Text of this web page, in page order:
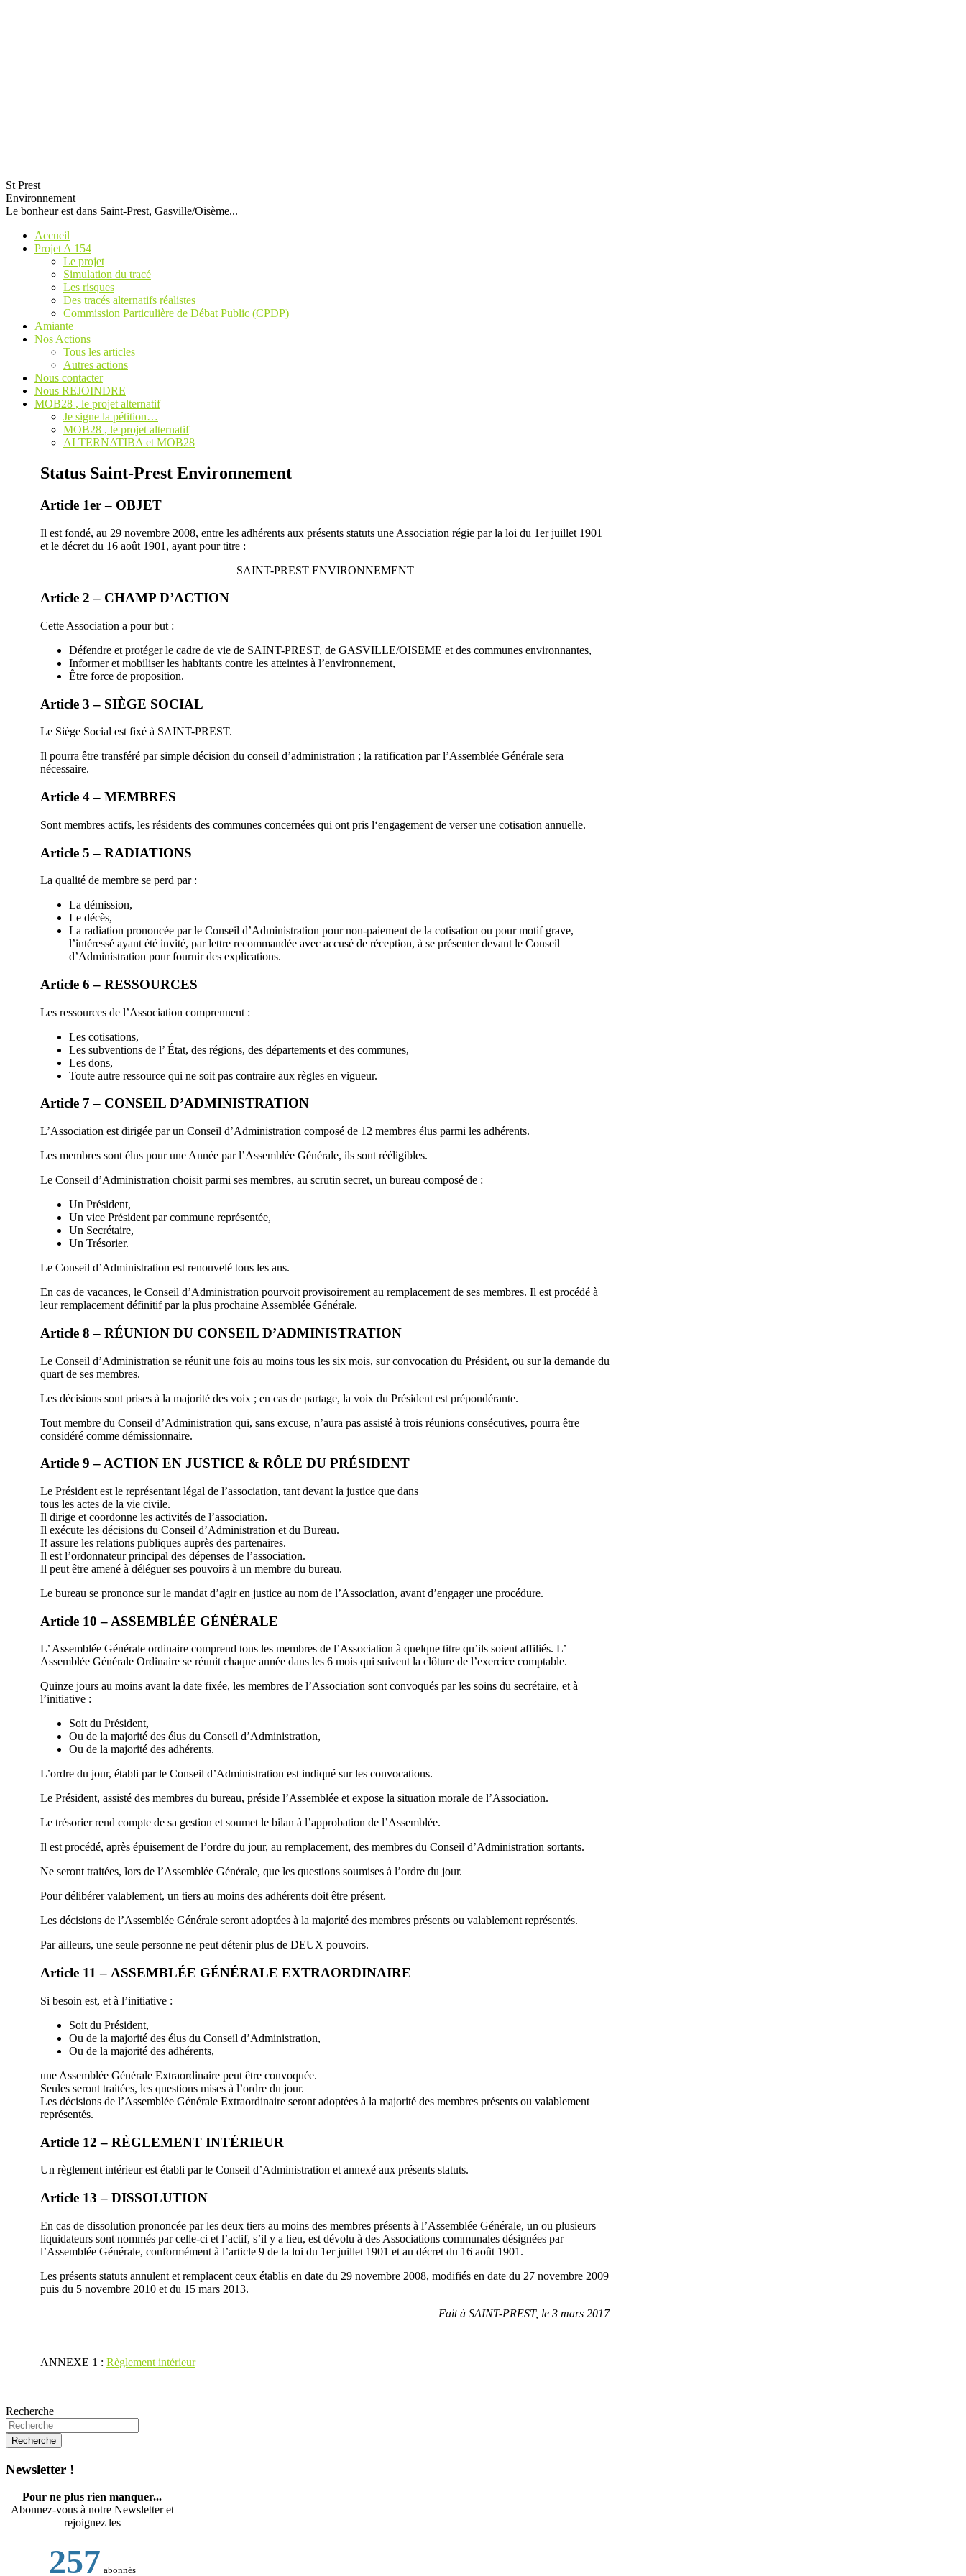
St Prest
Environnement
Le bonheur est dans Saint-Prest, Gasville/Oisème...
Accueil
Projet A 154
Le projet
Simulation du tracé
Les risques
Des tracés alternatifs réalistes
Commission Particulière de Débat Public (CPDP)
Amiante
Nos Actions
Tous les articles
Autres actions
Nous contacter
Nous REJOINDRE
MOB28 , le projet alternatif
Je signe la pétition…
MOB28 , le projet alternatif
ALTERNATIBA et MOB28
Status Saint-Prest Environnement
Article 1er – OBJET
Il est fondé, au 29 novembre 2008, entre les adhérents aux présents statuts une Association régie par la loi du 1er juillet 1901
et le décret du 16 août 1901, ayant pour titre :
SAINT-PREST ENVIRONNEMENT
Article 2 – CHAMP D’ACTION
Cette Association a pour but :
Défendre et protéger le cadre de vie de SAINT-PREST, de GASVILLE/OISEME et des communes environnantes,
Informer et mobiliser les habitants contre les atteintes à l’environnement,
Être force de proposition.
Article 3 – SIÈGE SOCIAL
Le Siège Social est fixé à SAINT-PREST.
Il pourra être transféré par simple décision du conseil d’administration ; la ratification par l’Assemblée Générale sera
nécessaire.
Article 4 – MEMBRES
Sont membres actifs, les résidents des communes concernées qui ont pris l‘engagement de verser une cotisation annuelle.
Article 5 – RADIATIONS
La qualité de membre se perd par :
La démission,
Le décès,
La radiation prononcée par le Conseil d’Administration pour non-paiement de la cotisation ou pour motif grave,
l’intéressé ayant été invité, par lettre recommandée avec accusé de réception, à se présenter devant le Conseil
d’Administration pour fournir des explications.
Article 6 – RESSOURCES
Les ressources de l’Association comprennent :
Les cotisations,
Les subventions de l’ État, des régions, des départements et des communes,
Les dons,
Toute autre ressource qui ne soit pas contraire aux règles en vigueur.
Article 7 – CONSEIL D’ADMINISTRATION
L’Association est dirigée par un Conseil d’Administration composé de 12 membres élus parmi les adhérents.
Les membres sont élus pour une Année par l’Assemblée Générale, ils sont rééligibles.
Le Conseil d’Administration choisit parmi ses membres, au scrutin secret, un bureau composé de :
Un Président,
Un vice Président par commune représentée,
Un Secrétaire,
Un Trésorier.
Le Conseil d’Administration est renouvelé tous les ans.
En cas de vacances, le Conseil d’Administration pourvoit provisoirement au remplacement de ses membres. Il est procédé à
leur remplacement définitif par la plus prochaine Assemblée Générale.
Article 8 – RÉUNION DU CONSEIL D’ADMINISTRATION
Le Conseil d’Administration se réunit une fois au moins tous les six mois, sur convocation du Président, ou sur la demande du
quart de ses membres.
Les décisions sont prises à la majorité des voix ; en cas de partage, la voix du Président est prépondérante.
Tout membre du Conseil d’Administration qui, sans excuse, n’aura pas assisté à trois réunions consécutives, pourra être
considéré comme démissionnaire.
Article 9 – ACTION EN JUSTICE & RÔLE DU PRÉSIDENT
Le Président est le représentant légal de l’association, tant devant la justice que dans
tous les actes de la vie civile.
Il dirige et coordonne les activités de l’association.
Il exécute les décisions du Conseil d’Administration et du Bureau.
I! assure les relations publiques auprès des partenaires.
Il est l’ordonnateur principal des dépenses de l’association.
Il peut être amené à déléguer ses pouvoirs à un membre du bureau.
Le bureau se prononce sur le mandat d’agir en justice au nom de l’Association, avant d’engager une procédure.
Article 10 – ASSEMBLÉE GÉNÉRALE
L’ Assemblée Générale ordinaire comprend tous les membres de l’Association à quelque titre qu’ils soient affiliés. L’
Assemblée Générale Ordinaire se réunit chaque année dans les 6 mois qui suivent la clôture de l’exercice comptable.
Quinze jours au moins avant la date fixée, les membres de l’Association sont convoqués par les soins du secrétaire, et à
l’initiative :
Soit du Président,
Ou de la majorité des élus du Conseil d’Administration,
Ou de la majorité des adhérents.
L’ordre du jour, établi par le Conseil d’Administration est indiqué sur les convocations.
Le Président, assisté des membres du bureau, préside l’Assemblée et expose la situation morale de l’Association.
Le trésorier rend compte de sa gestion et soumet le bilan à l’approbation de l’Assemblée.
Il est procédé, après épuisement de l’ordre du jour, au remplacement, des membres du Conseil d’Administration sortants.
Ne seront traitées, lors de l’Assemblée Générale, que les questions soumises à l’ordre du jour.
Pour délibérer valablement, un tiers au moins des adhérents doit être présent.
Les décisions de l’Assemblée Générale seront adoptées à la majorité des membres présents ou valablement représentés.
Par ailleurs, une seule personne ne peut détenir plus de DEUX pouvoirs.
Article 11 – ASSEMBLÉE GÉNÉRALE EXTRAORDINAIRE
Si besoin est, et à l’initiative :
Soit du Président,
Ou de la majorité des élus du Conseil d’Administration,
Ou de la majorité des adhérents,
une Assemblée Générale Extraordinaire peut être convoquée.
Seules seront traitées, les questions mises à l’ordre du jour.
Les décisions de l’Assemblée Générale Extraordinaire seront adoptées à la majorité des membres présents ou valablement
représentés.
Article 12 – RÈGLEMENT INTÉRIEUR
Un règlement intérieur est établi par le Conseil d’Administration et annexé aux présents statuts.
Article 13 – DISSOLUTION
En cas de dissolution prononcée par les deux tiers au moins des membres présents à l’Assemblée Générale, un ou plusieurs
liquidateurs sont nommés par celle-ci et l’actif, s’il y a lieu, est dévolu à des Associations communales désignées par
l’Assemblée Générale, conformément à l’article 9 de la loi du 1er juillet 1901 et au décret du 16 août 1901.
Les présents statuts annulent et remplacent ceux établis en date du 29 novembre 2008, modifiés en date du 27 novembre 2009
puis du 5 novembre 2010 et du 15 mars 2013.
Fait à SAINT-PREST, le 3 mars 2017
ANNEXE 1 : Règlement intérieur
Recherche
Newsletter !
Pour ne plus rien manquer...
Abonnez-vous à notre Newsletter et
rejoignez les
257 abonnés